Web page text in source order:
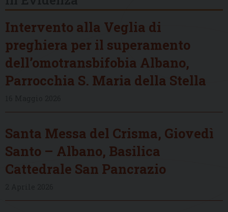
Intervento alla Veglia di
preghiera per il superamento
dell’omotransbifobia Albano,
Parrocchia S. Maria della Stella
Santa Messa del Crisma, Giovedì
Santo – Albano, Basilica
Cattedrale San Pancrazio